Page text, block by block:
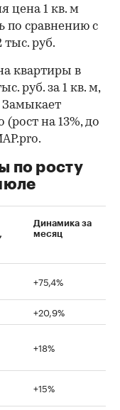
цена 1 кв. м
по сравнению с
тыс. руб.
квартиры в
руб. за 1 кв. м,
Замыкает
на 13%, до
по росту
Динамика за
месяц
+75,4%
+20,9%
+18%
+15%